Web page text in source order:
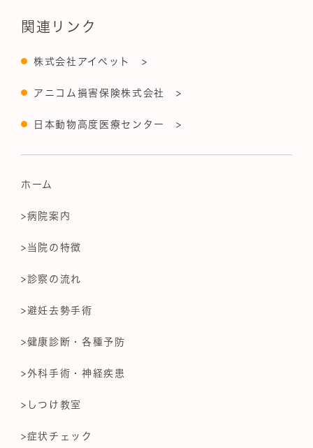
関連リンク
株式会社アイペット >
アニコム損害保険株式会社 >
日本動物高度医療センター >
ホーム
>病院案内
>当院の特徴
>診察の流れ
>避妊去勢手術
>健康診断・各種予防
>外科手術・神経疾患
>しつけ教室
>症状チェック